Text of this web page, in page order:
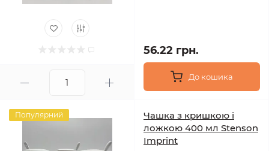
56.22 грн.
До кошика
Популярний
Чашка з кришкою і
ложкою 400 мл Stenson
Imprint